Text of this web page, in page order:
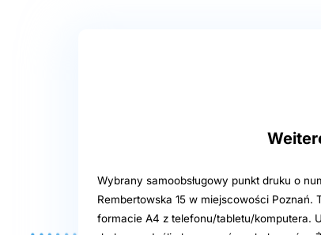
Wybrany samoobsługowy punkt druku o
Rembertowska 15 w miejscowości Poznań.
formacie A4 z telefonu/tabletu/komputera.